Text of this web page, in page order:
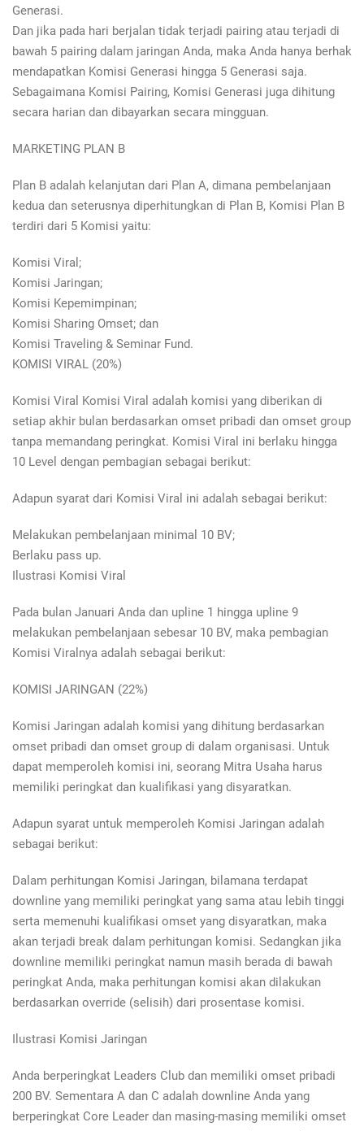
Generasi.
Dan jika pada hari berjalan tidak terjadi pairing atau terjadi di
bawah 5 pairing dalam jaringan Anda, maka Anda hanya berhak
mendapatkan Komisi Generasi hingga 5 Generasi saja.
Sebagaimana Komisi Pairing, Komisi Generasi juga dihitung
secara harian dan dibayarkan secara mingguan.
MARKETING PLAN B
Plan B adalah kelanjutan dari Plan A, dimana pembelanjaan
kedua dan seterusnya diperhitungkan di Plan B, Komisi Plan B
terdiri dari 5 Komisi yaitu:
Komisi Viral;
Komisi Jaringan;
Komisi Kepemimpinan;
Komisi Sharing Omset; dan
Komisi Traveling & Seminar Fund.
KOMISI VIRAL (20%)
Komisi Viral Komisi Viral adalah komisi yang diberikan di
setiap akhir bulan berdasarkan omset pribadi dan omset group
tanpa memandang peringkat. Komisi Viral ini berlaku hingga
10 Level dengan pembagian sebagai berikut:
Adapun syarat dari Komisi Viral ini adalah sebagai berikut:
Melakukan pembelanjaan minimal 10 BV;
Berlaku pass up.
Ilustrasi Komisi Viral
Pada bulan Januari Anda dan upline 1 hingga upline 9
melakukan pembelanjaan sebesar 10 BV, maka pembagian
Komisi Viralnya adalah sebagai berikut:
KOMISI JARINGAN (22%)
Komisi Jaringan adalah komisi yang dihitung berdasarkan
omset pribadi dan omset group di dalam organisasi. Untuk
dapat memperoleh komisi ini, seorang Mitra Usaha harus
memiliki peringkat dan kualifikasi yang disyaratkan.
Adapun syarat untuk memperoleh Komisi Jaringan adalah
sebagai berikut:
Dalam perhitungan Komisi Jaringan, bilamana terdapat
downline yang memiliki peringkat yang sama atau lebih tinggi
serta memenuhi kualifikasi omset yang disyaratkan, maka
akan terjadi break dalam perhitungan komisi. Sedangkan jika
downline memiliki peringkat namun masih berada di bawah
peringkat Anda, maka perhitungan komisi akan dilakukan
berdasarkan override (selisih) dari prosentase komisi.
Ilustrasi Komisi Jaringan
Anda berperingkat Leaders Club dan memiliki omset pribadi
200 BV. Sementara A dan C adalah downline Anda yang
berperingkat Core Leader dan masing-masing memiliki omset